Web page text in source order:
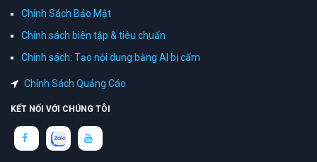
Chính Sách Bảo Mật
Chính sách biên tập & tiêu chuẩn
Chính sách: Tạo nội dung bằng AI bị cấm
Chính Sách Quảng Cáo
KẾT NỐI VỚI CHÚNG TÔI